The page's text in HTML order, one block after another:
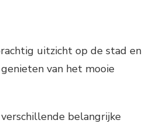
uitzicht op de stad en
van het mooie
belangrijke